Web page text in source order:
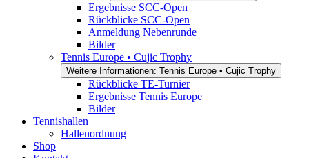
Ergebnisse SCC-Open
Rückblicke SCC-Open
Anmeldung Nebenrunde
Bilder
Tennis Europe • Cujic Trophy
Weitere Informationen: Tennis Europe • Cujic Trophy
Rückblicke TE-Turnier
Ergebnisse Tennis Europe
Bilder
Tennishallen
Hallenordnung
Shop